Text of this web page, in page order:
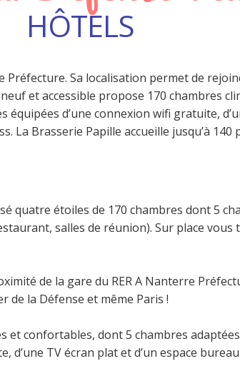
HÔTELS
Préfecture. Sa localisation permet de
et accessible propose 170 chambres
d’une connexion wifi gratuite,
La Brasserie Papille accueille jusqu’à
quatre étoiles de 170 chambres dont 5
salles de réunion). Sur place
de la gare du RER A Nanterre
de la Défense et même Paris !
et confortables, dont 5 chambres
d’une TV écran plat et d’un espace